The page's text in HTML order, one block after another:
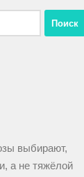
выбирают,
а не тяжёлой